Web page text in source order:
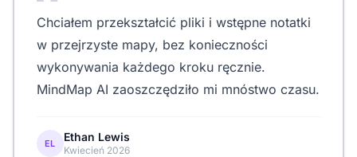
Chciałem przekształcić pliki i wstępne notatki
w przejrzyste mapy, bez konieczności
wykonywania każdego kroku ręcznie.
MindMap AI zaoszczędziło mi mnóstwo czasu.
EL Ethan Lewis
Kwiecień 2026